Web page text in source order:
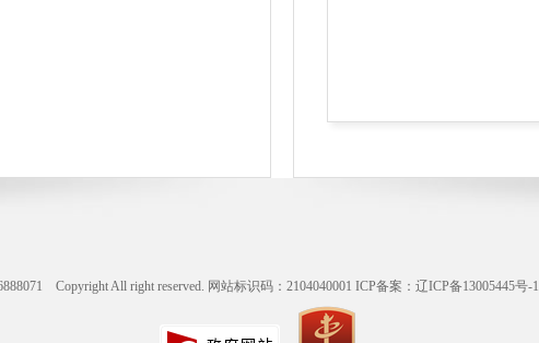
Copyright All right reserved. 网站标识码：2104040001 ICP备案：辽ICP备13005445号-1